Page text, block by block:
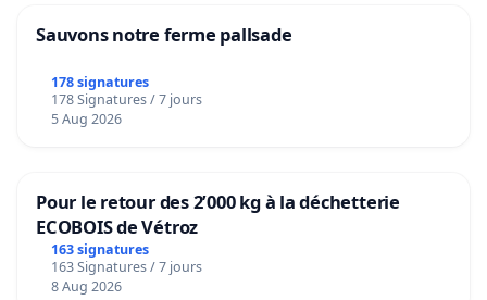
Sauvons notre ferme pallsade
178 signatures
178 Signatures / 7 jours
5 Aug 2026
Pour le retour des 2’000 kg à la déchetterie
ECOBOIS de Vétroz
163 signatures
163 Signatures / 7 jours
8 Aug 2026